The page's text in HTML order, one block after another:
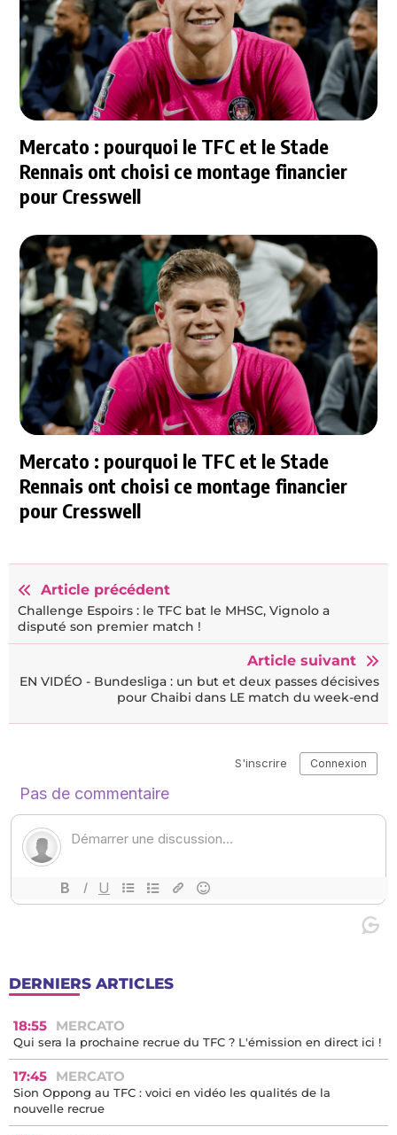
Mercato : pourquoi le TFC et le Stade
Rennais ont choisi ce montage financier
pour Cresswell
Mercato : pourquoi le TFC et le Stade
Rennais ont choisi ce montage financier
pour Cresswell
Article précédent
Challenge Espoirs : le TFC bat le MHSC, Vignolo a
disputé son premier match !
Article suivant
EN VIDÉO - Bundesliga : un but et deux passes décisives
pour Chaibi dans LE match du week-end
DERNIERS ARTICLES
18:55 MERCATO
Qui sera la prochaine recrue du TFC ? L'émission en direct ici !
17:45 MERCATO
Sion Oppong au TFC : voici en vidéo les qualités de la
nouvelle recrue